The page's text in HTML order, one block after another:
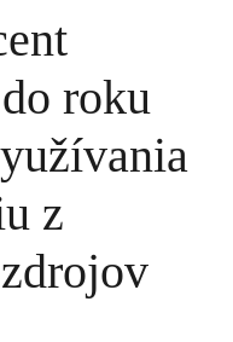
roku
z